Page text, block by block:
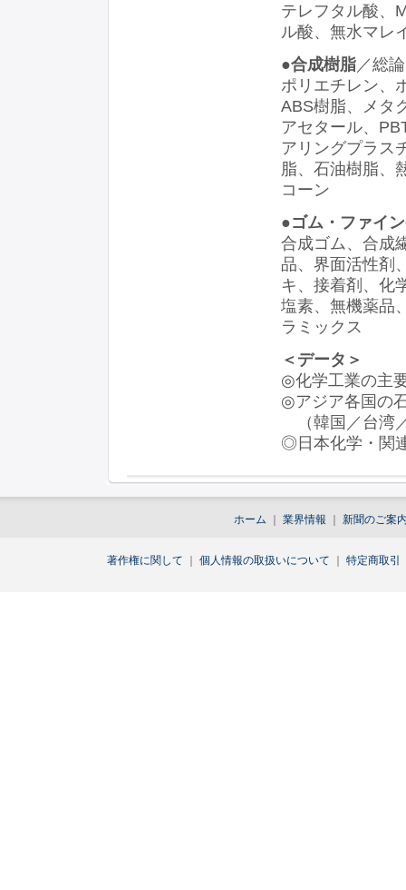
テレフタル酸、
ル酸、無水マレ
●合成樹脂 ／総論
ポリエチレン、
ABS樹脂、メタ
アセタール、
アリングプラス
脂、石油樹脂、
コーン
●ゴム・ファイ
合成ゴム、合成
品、界面活性剤
キ、接着剤、化
塩素、無機薬品
ラミックス
＜データ＞
◎化学工業の主
◎アジア各国の
（韓国／台湾
◎日本化学・関
ホーム ｜ 業界情報 ｜ 新聞のご案
著作権に関して ｜ 個人情報の取扱いについて ｜ 特定商取引